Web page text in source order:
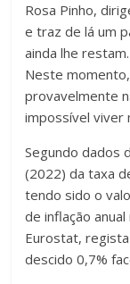
Rosa Pinho,
e traz de lá um
ainda lhe
Neste
provavelmente
impossível viver
Segundo dados
(2022) da taxa
tendo sido o
de inflação
Eurostat,
descido 0,7%